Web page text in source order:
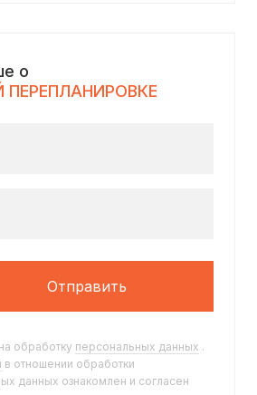
о
ПЕРЕПЛАНИРОВКЕ
Отправить
обработку персональных данных .
в отношении обработки
данных ознакомлен и согласен